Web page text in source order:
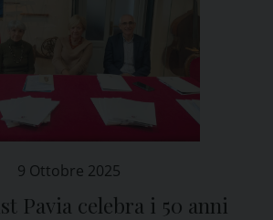
9 Ottobre 2025
Pavia celebra i 50 anni